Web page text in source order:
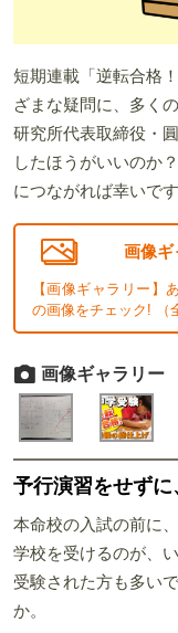
短期連載「逆転合格
ざまな疑問に、多く
研究所代表取締役・
したほうがいいのか
につながれば幸いです
画像ギ
【画像ギャラリー】
の画像をチェック! （
画像ギャラリー
予行演習をせず
本命校の入試の前に
学校を受けるのが、
受験された方も多い
か。